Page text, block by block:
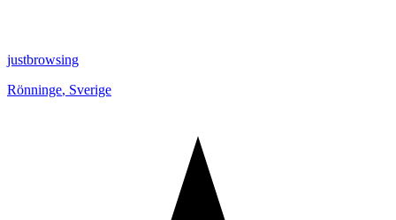
justbrowsing
Rönninge, Sverige